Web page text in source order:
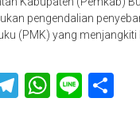
pengendalian
(PMK) yang menjangkiti
Telegram
Line